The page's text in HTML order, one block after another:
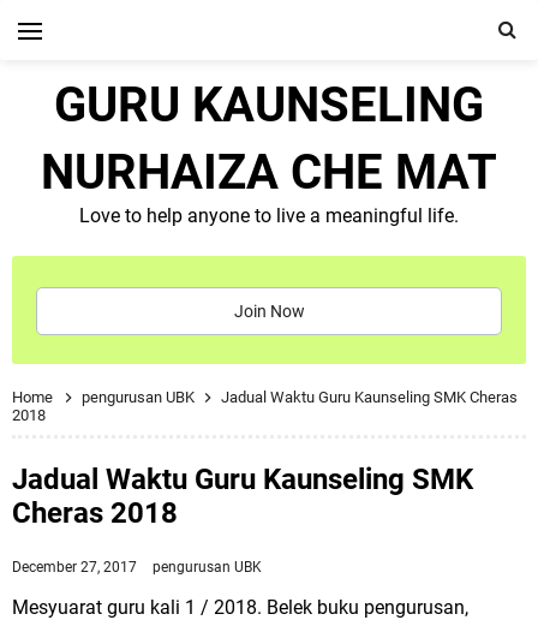
GURU KAUNSELING
NURHAIZA CHE MAT
Love to help anyone to live a meaningful life.
Join Now
Home pengurusan UBK
Jadual Waktu Guru Kaunseling SMK Cheras
2018
Jadual Waktu Guru Kaunseling SMK
Cheras 2018
December 27, 2017 pengurusan UBK
Mesyuarat guru kali 1 / 2018. Belek buku pengurusan,